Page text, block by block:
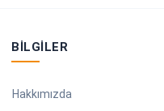
BILGILER
Hakkımızda